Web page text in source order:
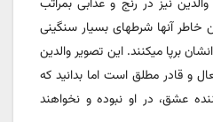
نیز در رنج و عذابی بمراتب
خاطر آنها شرطهای بسیار سنگینی
برپا میکنند. این تصویر والدین
و قادر مطلق است اما بدانید که
عشق، در او نبوده و نخواهند